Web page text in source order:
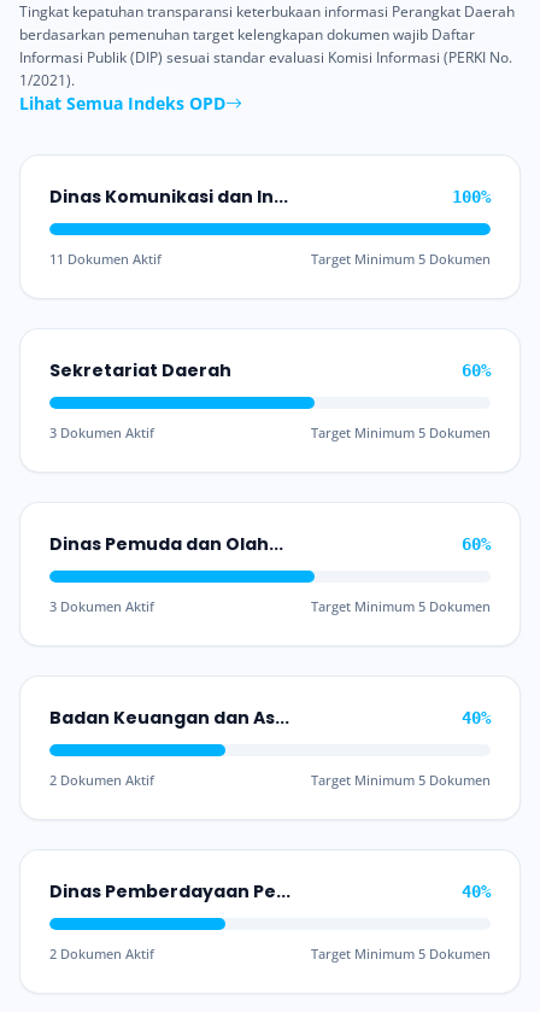
Tingkat kepatuhan transparansi keterbukaan informasi Perangkat Daerah
berdasarkan pemenuhan target kelengkapan dokumen wajib Daftar
Informasi Publik (DIP) sesuai standar evaluasi Komisi Informasi (PERKI No.
1/2021).
Lihat Semua Indeks OPD
Dinas Komunikasi dan Informatika 100%
11 Dokumen Aktif Target Minimum 5 Dokumen
Sekretariat Daerah 60%
3 Dokumen Aktif Target Minimum 5 Dokumen
Dinas Pemuda dan Olahraga 60%
3 Dokumen Aktif Target Minimum 5 Dokumen
Badan Keuangan dan Aset Daerah 40%
2 Dokumen Aktif Target Minimum 5 Dokumen
Dinas Pemberdayaan Perempuan, Perlindungan Anak dan Keluarga Berencana 40%
2 Dokumen Aktif Target Minimum 5 Dokumen